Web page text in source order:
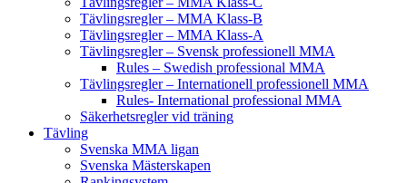
Tävlingsregler – MMA Klass-B
Tävlingsregler – MMA Klass-A
Tävlingsregler – Svensk professionell MMA
Rules – Swedish professional MMA
Tävlingsregler – Internationell professionell MMA
Rules- International professional MMA
Säkerhetsregler vid träning
Tävling
Svenska MMA ligan
Svenska Mästerskapen